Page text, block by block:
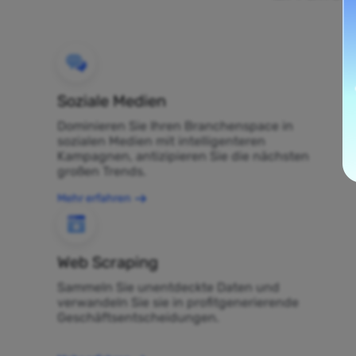
Soziale Medien
Dominieren Sie Ihren Branchenspace in
sozialen Medien mit intelligenteren
Kampagnen, antizipieren Sie die nächsten
großen Trends.
Mehr erfahren
Web Scraping
Sammeln Sie unentdeckte Daten und
verwandeln Sie sie in profitgenerierende
Geschäftsentscheidungen.